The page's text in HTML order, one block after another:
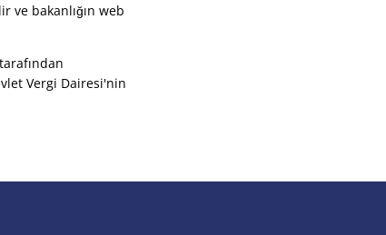
ve bakanlığın web
Vergi Dairesi'nin